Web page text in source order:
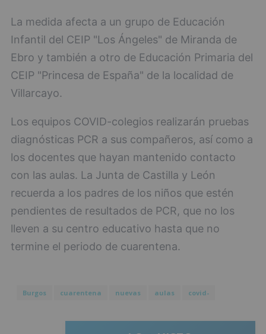
La medida afecta a un grupo de Educación
Infantil del CEIP "Los Ángeles" de Miranda de
Ebro y también a otro de Educación Primaria del
CEIP "Princesa de España" de la localidad de
Villarcayo.
Los equipos COVID-colegios realizarán pruebas
diagnósticas PCR a sus compañeros, así como a
los docentes que hayan mantenido contacto
con las aulas. La Junta de Castilla y León
recuerda a los padres de los niños que estén
pendientes de resultados de PCR, que no los
lleven a su centro educativo hasta que no
termine el periodo de cuarentena.
Burgos cuarentena nuevas aulas covid-